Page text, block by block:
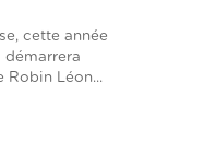
cette année
démarrera
Robin Léon...